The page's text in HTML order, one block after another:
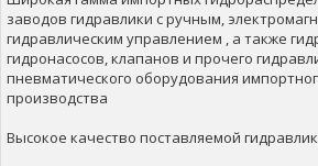
заводов гидравлики с ручным,
гидравлическим управлением , а также
гидронасосов, клапанов и прочего
пневматического оборудования
производства
Высокое качество поставляемой